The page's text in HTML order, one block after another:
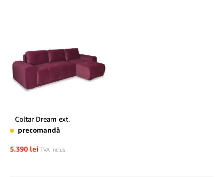
Coltar Dream ext.
precomandă
5.390 lei TVA Inclus